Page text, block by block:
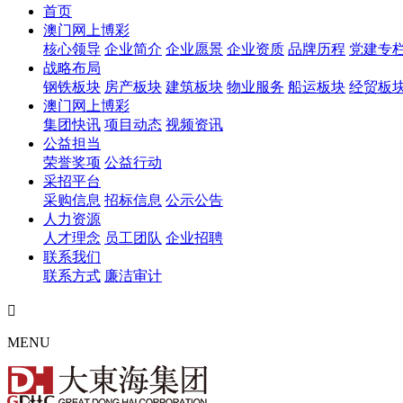
首页
澳门网上博彩
核心领导 企业简介 企业愿景 企业资质 品牌历程 党建专
战略布局
钢铁板块 房产板块 建筑板块 物业服务 船运板块 经贸板
澳门网上博彩
集团快讯 项目动态 视频资讯
公益担当
荣誉奖项 公益行动
采招平台
采购信息 招标信息 公示公告
人力资源
人才理念 员工团队 企业招聘
联系我们
联系方式 廉洁审计

MENU